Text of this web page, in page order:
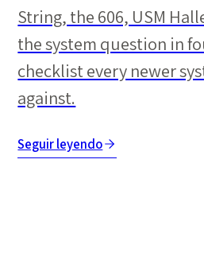
String, the 606, USM
the system question in
checklist every newer
against.
Seguir leyendo